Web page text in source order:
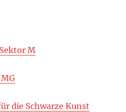
Sektor M
die Schwarze Kunst